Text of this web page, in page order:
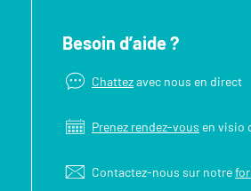
Besoin d’aide ?
Chattezavec nous en direct
Prenez rendez-vous en visio
Contactez-nous sur notre